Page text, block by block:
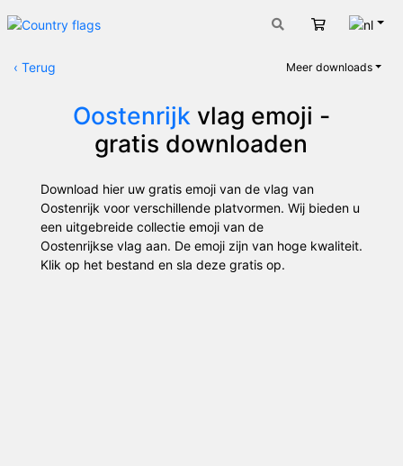
Winkelwagen
‹ Terug Meer downloads
Oostenrijk vlag emoji -
gratis downloaden
Download hier uw gratis emoji van de vlag van
Oostenrijk voor verschillende platvormen. Wij bieden u
een uitgebreide collectie emoji van de
Oostenrijkse vlag aan. De emoji zijn van hoge kwaliteit.
Klik op het bestand en sla deze gratis op.